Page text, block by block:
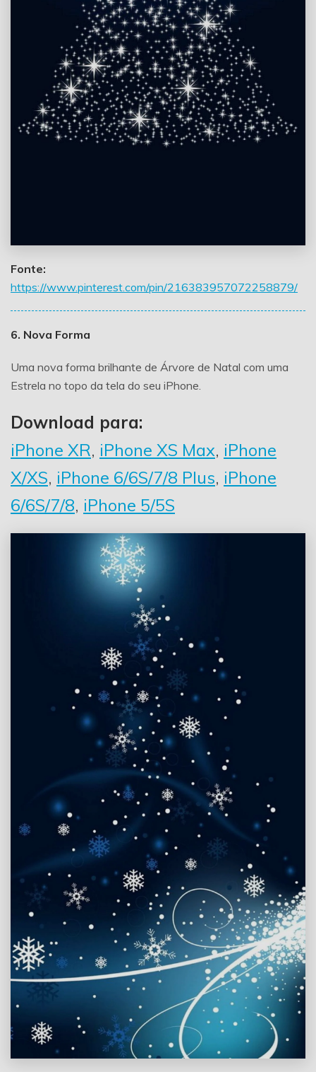
Fonte:
https://www.pinterest.com/pin/216383957072258879/
6. Nova Forma
Uma nova forma brilhante de Árvore de Natal com uma
Estrela no topo da tela do seu iPhone.
Download para:
iPhone XR, iPhone XS Max, iPhone
X/XS, iPhone 6/6S/7/8 Plus, iPhone
6/6S/7/8, iPhone 5/5S